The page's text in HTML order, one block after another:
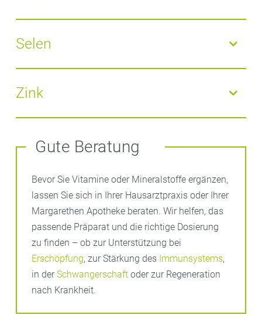
Supplement (100–150 µg pro Tag) empfohlen.
Bedeutung: Fluoridstärkt Knochen und Zahnschmelz
Quellen:
Selen
Bedeutung: Selenist essenzielles Spurenelement, das
der Körper nur in sehr kleinen Mengen benötigt. Es
vor oxidativem Stress und unterstützt die
Quellen:Fisch, Fleisch, Eier und Paranüsse
Zink
Bedeutung: Zinkist beteiligt an Immunsystem,
Quellen:Fleisch, Käse, Vollkornprodukte, Nüsse
Gute Beratung
Bevor Sie Vitamine oder Mineralstoffe ergänzen,
lassen Sie sich in Ihrer Hausarztpraxis oder Ihrer
Margarethen Apotheke beraten. Wir helfen, das
passende Präparat und die richtige Dosierung
zu finden – ob zur Unterstützung bei
Erschöpfung, zur Stärkung des Immunsystems,
in der Schwangerschaft oder zur Regeneration
nach Krankheit.